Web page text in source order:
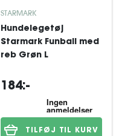
STARMARK
Hundelegetøj
Starmark Funball med
reb Grøn L
184:-
TILFØJ TIL KURV